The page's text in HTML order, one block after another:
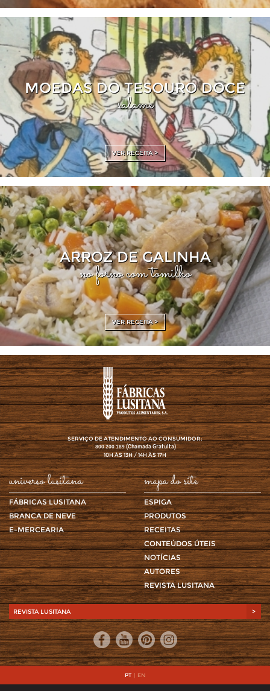
MOEDAS DO TESOURO DOCE
salame
VER RECEITA >
ARROZ DE GALINHA
no forno com tomilho
VER RECEITA >
SERVIÇO DE ATENDIMENTO AO CONSUMIDOR:
800 200 189(Chamada Gratuita)
10H ÀS 13H / 14H ÀS 17H
universo lusitana
FÁBRICAS LUSITANA
BRANCA DE NEVE
E-MERCEARIA
mapa do site
ESPIGA
PRODUTOS
RECEITAS
CONTEÚDOS ÚTEIS
NOTÍCIAS
AUTORES
REVISTA LUSITANA
REVISTA LUSITANA >
PT | EN